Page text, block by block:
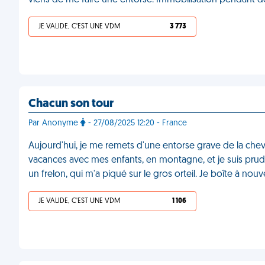
JE VALIDE, C'EST UNE VDM 3 773
Chacun son tour
Par Anonyme - 27/08/2025 12:20 - France
Aujourd'hui, je me remets d'une entorse grave de la
vacances avec mes enfants, en montagne, et je suis
un frelon, qui m'a piqué sur le gros orteil. Je boîte à
JE VALIDE, C'EST UNE VDM 1 106